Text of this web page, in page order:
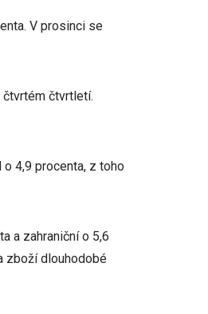
V prosinci se
čtvrtletí.
4,9 procenta, z toho
a zahraniční o 5,6
zboží dlouhodobé